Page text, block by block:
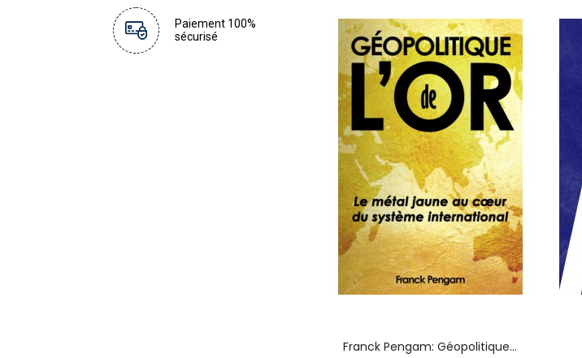
Paiement 100%
sécurisé
Franck Pengam: Géopolitique...